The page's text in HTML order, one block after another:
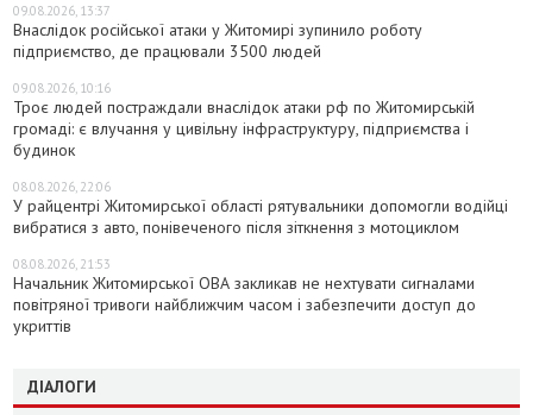
09.08.2026, 13:37
Внаслідок російської атаки у Житомирі зупинило роботу
підприємство, де працювали 3500 людей
09.08.2026, 10:16
Троє людей постраждали внаслідок атаки рф по Житомирській
громаді: є влучання у цивільну інфраструктуру, підприємства і
будинок
08.08.2026, 22:06
У райцентрі Житомирської області рятувальники допомогли водійці
вибратися з авто, понівеченого після зіткнення з мотоциклом
08.08.2026, 21:53
Начальник Житомирської ОВА закликав не нехтувати сигналами
повітряної тривоги найближчим часом і забезпечити доступ до
укриттів
ДІАЛОГИ